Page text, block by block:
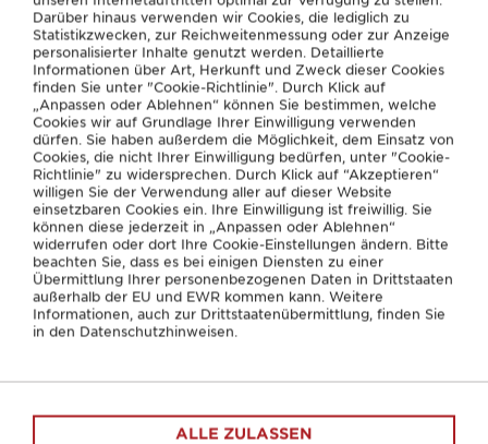
Darüber hinaus verwenden wir Cookies, die lediglich zu
Statistikzwecken, zur Reichweitenmessung oder zur Anzeige
personalisierter Inhalte genutzt werden. Detaillierte
Informationen über Art, Herkunft und Zweck dieser Cookies
finden Sie unter "Cookie-Richtlinie". Durch Klick auf
„Anpassen oder Ablehnen“ können Sie bestimmen, welche
Cookies wir auf Grundlage Ihrer Einwilligung verwenden
dürfen. Sie haben außerdem die Möglichkeit, dem Einsatz von
Cookies, die nicht Ihrer Einwilligung bedürfen, unter "Cookie-
Richtlinie" zu widersprechen. Durch Klick auf “Akzeptieren“
willigen Sie der Verwendung aller auf dieser Website
einsetzbaren Cookies ein. Ihre Einwilligung ist freiwillig. Sie
können diese jederzeit in „Anpassen oder Ablehnen“
widerrufen oder dort Ihre Cookie-Einstellungen ändern. Bitte
beachten Sie, dass es bei einigen Diensten zu einer
Übermittlung Ihrer personenbezogenen Daten in Drittstaaten
außerhalb der EU und EWR kommen kann. Weitere
Informationen, auch zur Drittstaatenübermittlung, finden Sie
in den Datenschutzhinweisen.
ALLE ZULASSEN